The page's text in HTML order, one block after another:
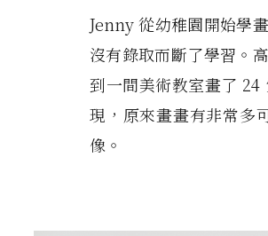
Jenny 從幼稚園開始學
沒有錄取而斷了學習。
到一間美術教室畫了
現，原來畫畫有非常多
像。